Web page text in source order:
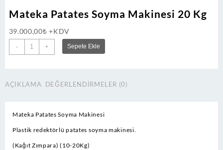
Mateka Patates Soyma Makinesi 20 Kg
39.000,00₺ +KDV
-
Mateka
Patates
20
+ Sepete Ekle
AÇIKLAMA DEĞERLENDIRMELER (0)
Mateka Patates Soyma Makinesi
Plastik redektörlü patates soyma makinesi.
(Kağıt Zımpara) (10-20Kg)